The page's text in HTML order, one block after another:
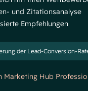
und Zitationsanalyse
Empfehlungen
der Lead-Conversion-
Marketing Hub